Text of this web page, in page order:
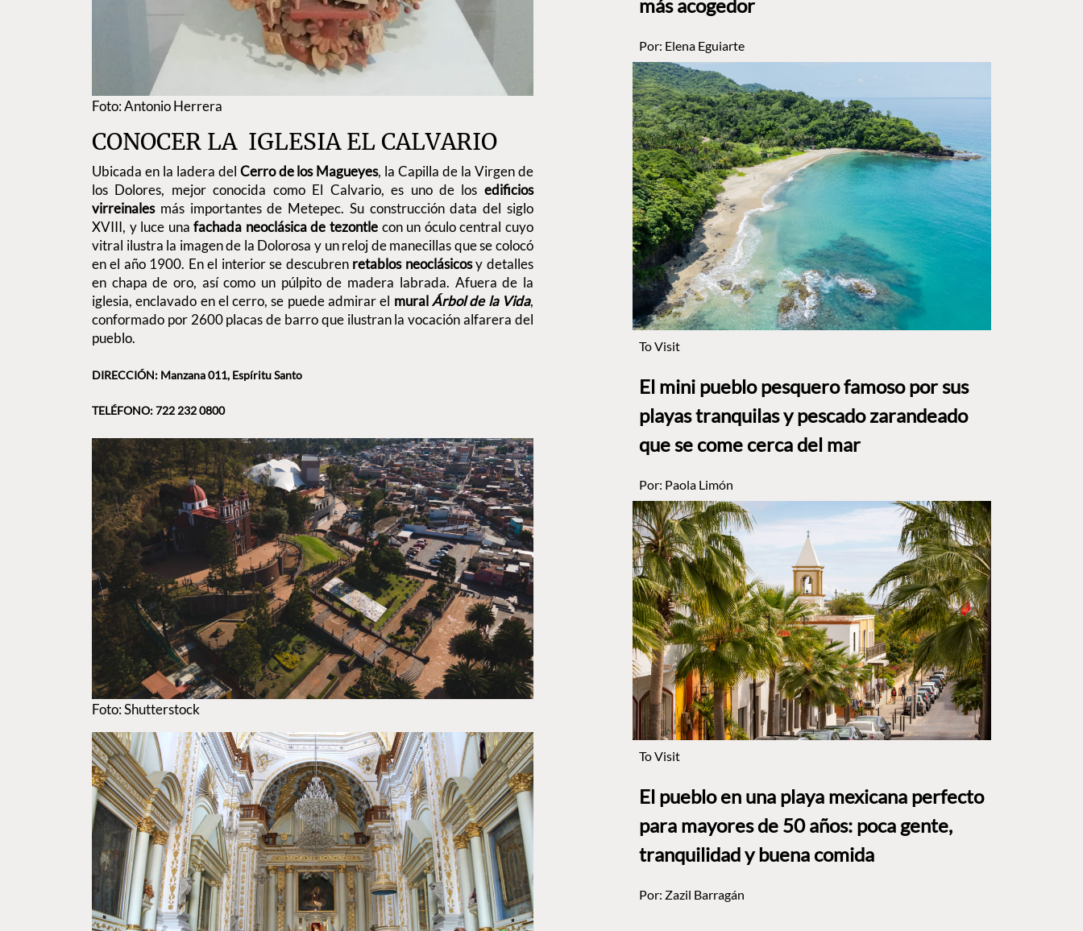
Foto: Antonio Herrera
CONOCER LA IGLESIA EL CALVARIO
Ubicada en la ladera del Cerro de los Magueyes, la Capilla de la Virgen de
los Dolores, mejor conocida como El Calvario, es uno de los edificios
virreinalesmás importantes de Metepec. Su construcción data del siglo
XVIII, y luce una fachada neoclásica de tezontle con un óculo central cuyo
vitral ilustra la imagen de la Dolorosa y un reloj de manecillas que se colocó
en el año 1900. En el interior se descubren retablos neoclásicosy detalles
en chapa de oro, así como un púlpito de madera labrada. Afuera de la
iglesia, enclavado en el cerro, se puede admirar el muralÁrbol de la Vida,
conformado por 2600 placas de barro que ilustran la vocación alfarera del
pueblo.
DIRECCIÓN: Manzana 011, Espíritu Santo
TELÉFONO: 722 232 0800
Foto: Shutterstock
más acogedor
Por: Elena Eguiarte
To Visit
El mini pueblo pesquero famoso por sus
playas tranquilas y pescado zarandeado
que se come cerca del mar
Por: Paola Limón
To Visit
El pueblo en una playa mexicana perfecto
para mayores de 50 años: poca gente,
tranquilidad y buena comida
Por: Zazil Barragán